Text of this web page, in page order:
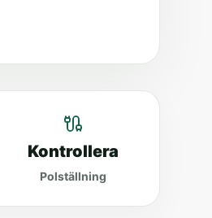
Kontrollera
Polställning